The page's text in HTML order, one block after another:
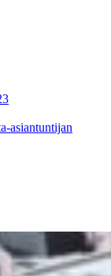
asiantuntijan